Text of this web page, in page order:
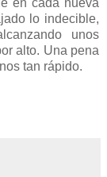
en cada nueva
lo indecible,
unos
alto. Una pena
tan rápido.